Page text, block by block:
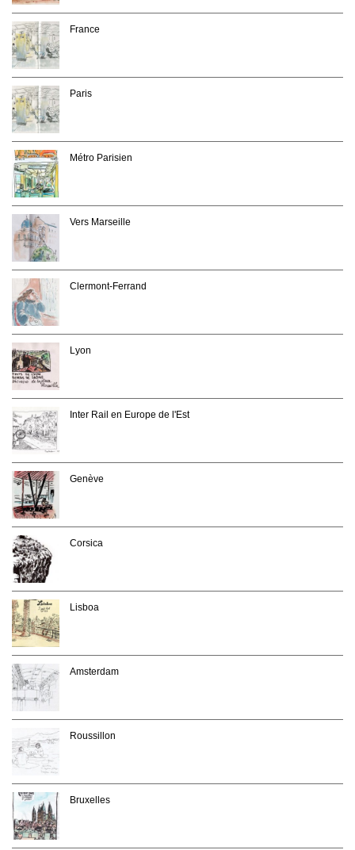
France
Paris
Métro Parisien
Vers Marseille
Clermont-Ferrand
Lyon
Inter Rail en Europe de l'Est
Genève
Corsica
Lisboa
Amsterdam
Roussillon
Bruxelles